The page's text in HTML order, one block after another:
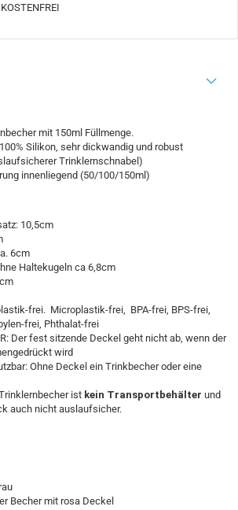
mit 150ml Füllmenge.
Silikon, sehr dickwandig und robust
Trinklernschnabel)
innenliegend (50/100/150ml)
10,5cm
6cm
Haltekugeln ca 6,8cm
frei. Microplastik-frei, BPA-frei, BPS-frei,
frei, Phthalat-frei
Der fest sitzende Deckel geht nicht ab, wenn der
wird
Ohne Deckel ein Trinkbecher oder eine
ist kein Transportbehälter und
auch nicht auslaufsicher.
Becher mit rosa Deckel